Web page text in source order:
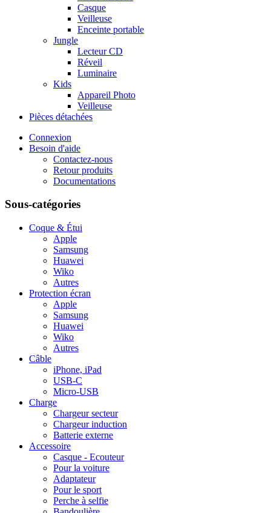
Casque
Veilleuse
Enceinte portable
Jungle
Lecteur CD
Réveil
Luminaire
Kids
Appareil Photo
Veilleuse
Pièces détachées
Connexion
Besoin d'aide
Contactez-nous
Retour produits
Documentations
Sous-catégories
Coque & Étui
Apple
Samsung
Huawei
Wiko
Autres
Protection écran
Apple
Samsung
Huawei
Wiko
Autres
Câble
iPhone, iPad
USB-C
Micro-USB
Charge
Chargeur secteur
Chargeur induction
Batterie externe
Accessoire
Casque - Ecouteur
Pour la voiture
Adaptateur
Pour le sport
Perche à selfie